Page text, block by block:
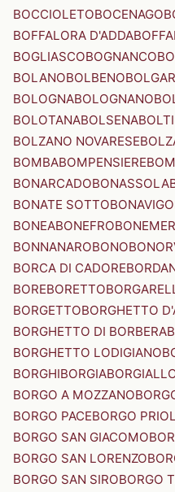
BOCCIOLETOBOCENAGO
BOFFALORA D'ADDA
BOGLIASCOBOGNANCO
BOLANOBOLBENO
BOLOGNABOLOGNANO
BOLOTANABOLSENA
BOLZANO NOVARESE
BOMBABOMPENSIERE
BONARCADOBONASSOLA
BONATE SOTTOBONAVIGO
BONEABONEFRO
BONNANAROBONO
BORCA DI CADORE
BOREBORETTO
BORGETTOBORGHETTO
BORGHETTO DI BORBERA
BORGHETTO LODIGIANO
BORGHIBORGIA
BORGO A MOZZANO
BORGO PACEBORGO
BORGO SAN GIACOMO
BORGO SAN LORENZO
BORGO SAN SIROBORGO